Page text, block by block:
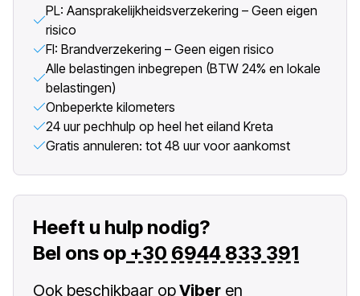
PL: Aansprakelijkheidsverzekering – Geen eigen
risico
FI: Brandverzekering – Geen eigen risico
Alle belastingen inbegrepen (BTW 24% en lokale
belastingen)
Onbeperkte kilometers
24 uur pechhulp op heel het eiland Kreta
Gratis annuleren: tot 48 uur voor aankomst
Heeft u hulp nodig?
Bel ons op +30 6944 833 391
Ook beschikbaar opViber en